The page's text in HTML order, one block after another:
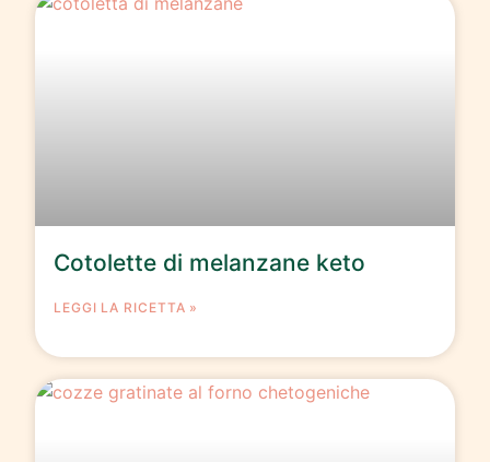
Cotolette di melanzane keto
LEGGI LA RICETTA »